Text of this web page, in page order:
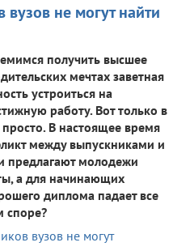
вузов не могут найти
получить высшее
мечтах заветная
устроиться на
работу. Вот только в
В настоящее время
между выпускниками и
предлагают молодежи
а для начинающих
диплома падает все
споре?